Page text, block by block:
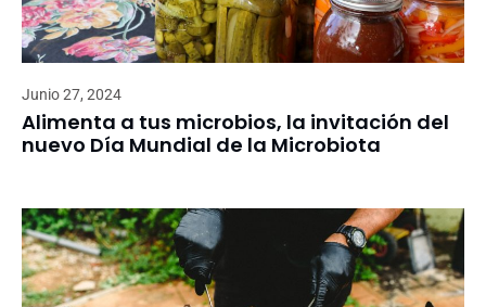
Junio 27, 2024
Alimenta a tus microbios, la invitación del
nuevo Día Mundial de la Microbiota